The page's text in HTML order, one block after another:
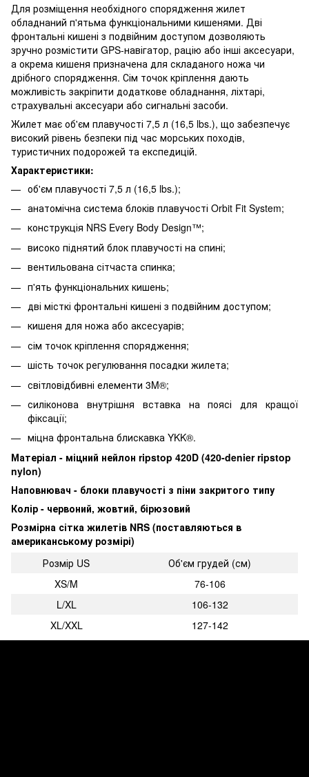
Для розміщення необхідного спорядження жилет
обладнаний п'ятьма функціональними кишенями. Дві
фронтальні кишені з подвійним доступом дозволяють
зручно розмістити GPS-навігатор, рацію або інші аксесуари,
а окрема кишеня призначена для складаного ножа чи
дрібного спорядження. Сім точок кріплення дають
можливість закріпити додаткове обладнання, ліхтарі,
страхувальні аксесуари або сигнальні засоби.
Жилет має об'єм плавучості 7,5 л (16,5 lbs.), що забезпечує
високий рівень безпеки під час морських походів,
туристичних подорожей та експедицій.
Характеристики:
об'єм плавучості 7,5 л (16,5 lbs.);
анатомічна система блоків плавучості Orbit Fit System;
конструкція NRS Every Body Design™;
високо піднятий блок плавучості на спині;
вентильована сітчаста спинка;
п'ять функціональних кишень;
дві місткі фронтальні кишені з подвійним доступом;
кишеня для ножа або аксесуарів;
сім точок кріплення спорядження;
шість точок регулювання посадки жилета;
світловідбивні елементи 3M®;
силіконова внутрішня вставка на поясі для кращої
фіксації;
міцна фронтальна блискавка YKK®.
Матеріал - міцний нейлон ripstop 420D (420-denier ripstop
nylon)
Наповнювач - блоки плавучості з піни закритого типу
Колір - червоний, жовтий, бірюзовий
Розмірна сітка жилетів NRS (поставляються в
американському розмірі)
Розмір US
Об'єм грудей (см)
XS/M
76-106
L/XL
106-132
XL/XXL
127-142